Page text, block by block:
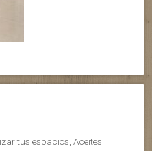
tus espacios, Aceites